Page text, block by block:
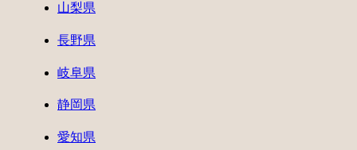
山梨県
長野県
岐阜県
静岡県
愛知県